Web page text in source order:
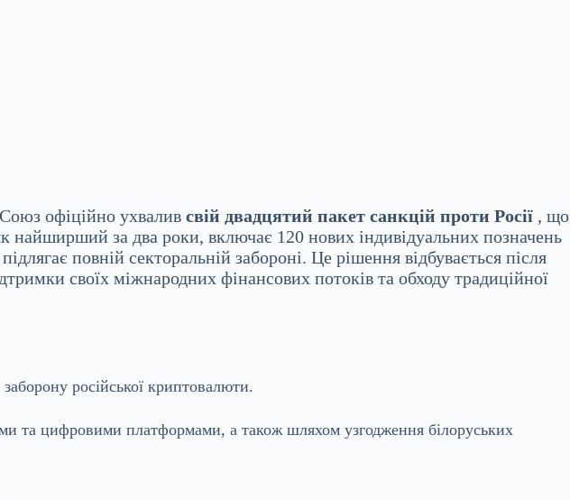
офіційно ухвалив свій двадцятий пакет санкцій проти Росії , що
за два роки, включає 120 нових індивідуальних позначень
повній секторальній забороні. Це рішення відбувається після
своїх міжнародних фінансових потоків та обходу традиційної
російської криптовалюти.
та цифровими платформами, а також шляхом узгодження білоруських